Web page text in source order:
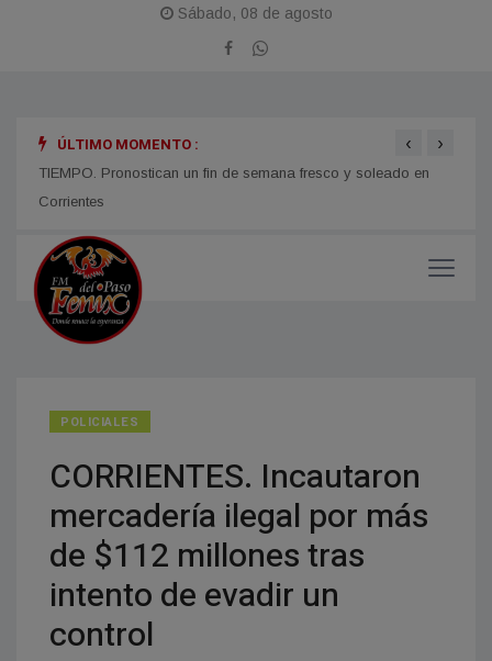
Sábado, 08 de agosto
ÚLTIMO MOMENTO :
TIEMPO. Pronostican un fin de semana fresco y soleado en
Corrientes
‹ ›
POLICIALES
CORRIENTES. Incautaron
mercadería ilegal por más
de $112 millones tras
intento de evadir un
control